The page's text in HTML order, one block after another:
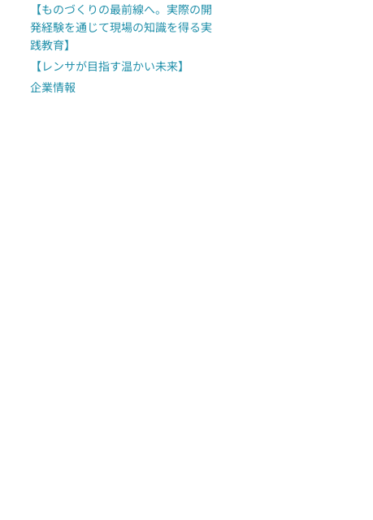
【ものづくりの最前線へ。実際の開
発経験を通じて現場の知識を得る実
践教育】
【レンサが目指す温かい未来】
企業情報